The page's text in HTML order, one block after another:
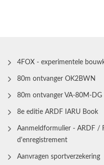
4FOX - experimentele
80m ontvanger OK2BWN
80m ontvanger VA-80M-DG
8e editie ARDF IARU Book
Aanmeldformulier - ARDF /
d'enregistrement
Aanvragen sportverzekering